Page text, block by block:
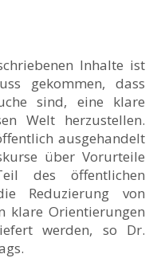
Inhalte ist
gekommen, dass
sind, eine klare
Welt herzustellen.
ausgehandelt
über Vorurteile
des öffentlichen
Reduzierung von
klare Orientierungen
werden, so Dr.